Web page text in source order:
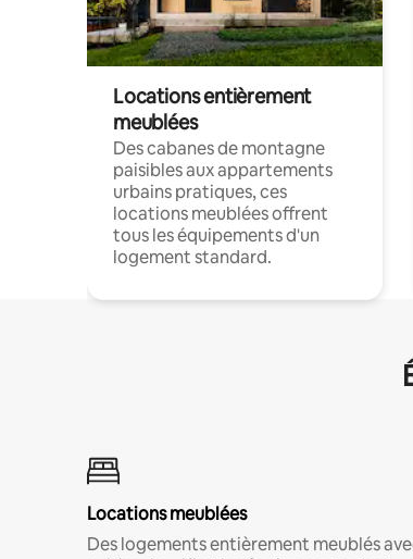
Locations entièrement
meublées
Des cabanes de montagne
paisibles aux appartements
urbains pratiques, ces
locations meublées offrent
tous les équipements d'un
logement standard.
Locations meublées
Des logements entièrement meublés